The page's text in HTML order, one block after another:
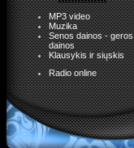
MP3 video
Muzika
Senos dainos - geros
dainos
Klausykis ir siųskis
Radio online